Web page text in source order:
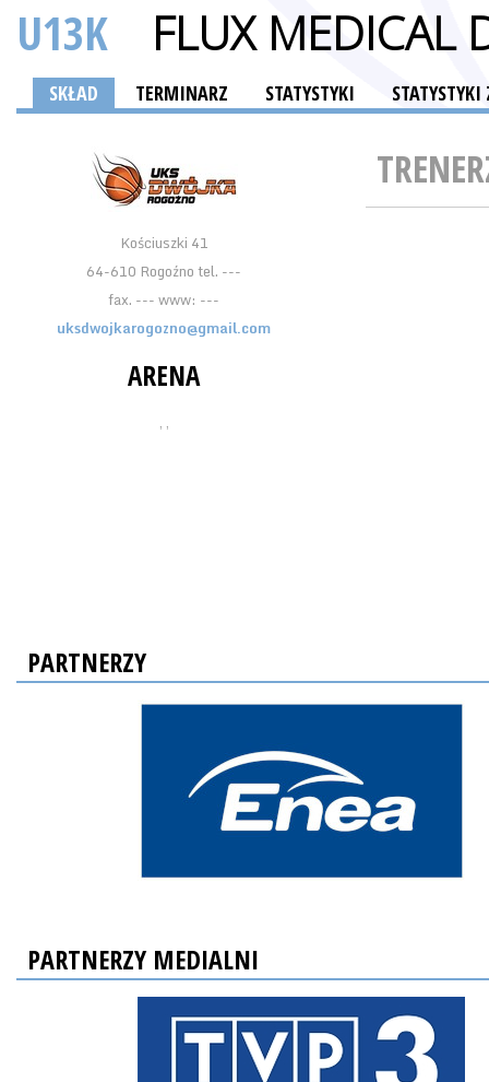
U13K FLUX MEDICAL
SKŁAD TERMINARZ STATYSTYKI
Kościuszki 41
64-610 Rogoźno tel. ---
fax. --- www: ---
uksdwojkarogozno@gmail.com
ARENA
, ,
PARTNERZY
PARTNERZY MEDIALNI